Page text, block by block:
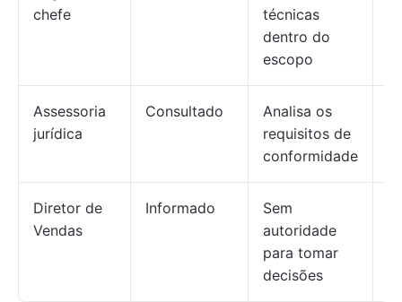
chefe
técnicas
dentro do
escopo
Assessoria
jurídica
Consultado
Analisa os
requisitos de
conformidade
Diretor de
Vendas
Informado
Sem
autoridade
para tomar
decisões